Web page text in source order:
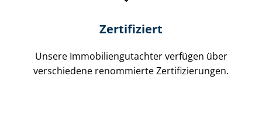
Zertifiziert
Unsere Immobilien­gutachter verfügen über
verschiedene renommierte Zer­ti­fi­zie­run­gen.